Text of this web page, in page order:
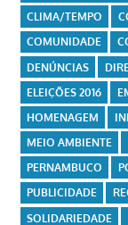
CLIMA/TEMPO
COMUNIDADE
DENÚNCIAS
ELEIÇÕES 2016
HOMENAGEM
MEIO AMBIENTE
PERNAMBUCO
PUBLICIDADE
SOLIDARIEDADE